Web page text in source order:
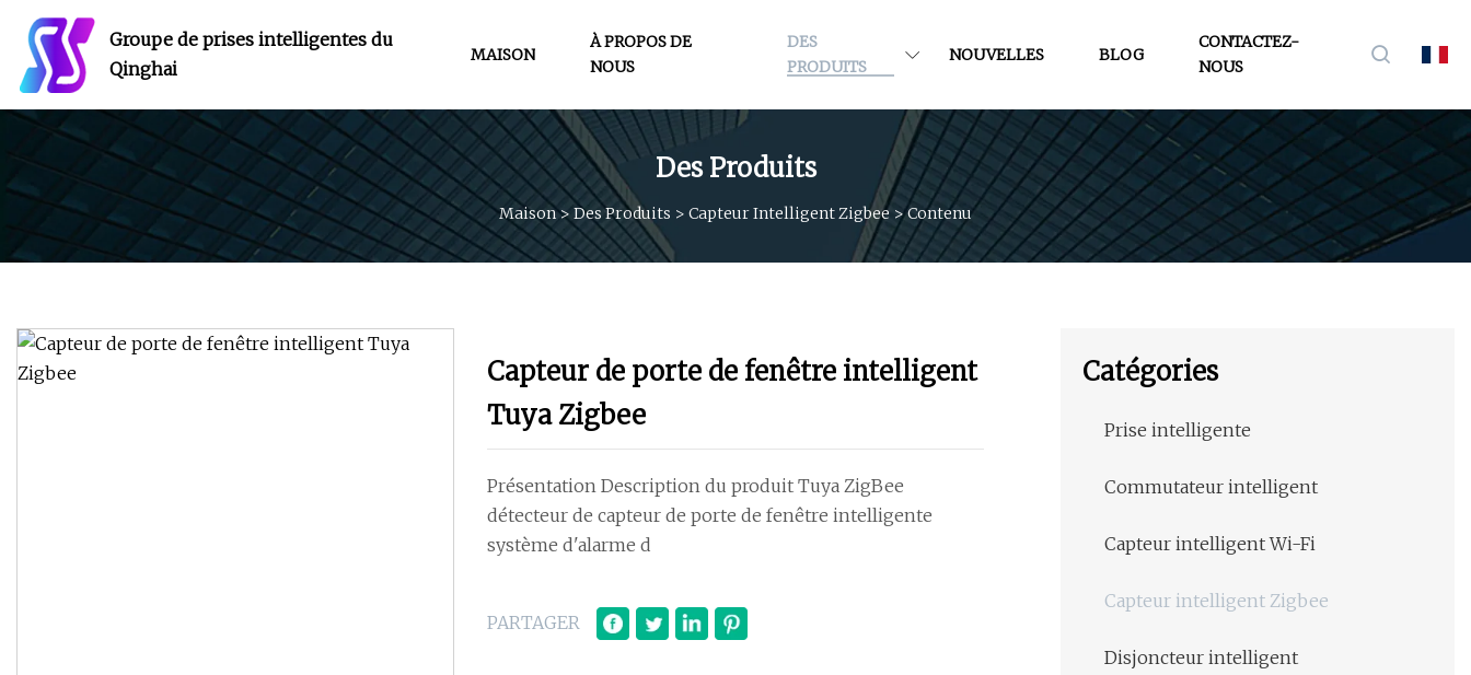
Groupe de prises intelligentes du
Qinghai
MAISON
À PROPOS DE
NOUS
DES
PRODUITS
NOUVELLES BLOG
CONTACTEZ-
NOUS
Des Produits
Maison> Des Produits > Capteur Intelligent Zigbee >Contenu
Capteur de porte de fenêtre intelligent
Tuya Zigbee
Présentation Description du produit Tuya ZigBee
détecteur de capteur de porte de fenêtre intelligente
système d'alarme d
PARTAGER
Catégories
Prise intelligente
Commutateur intelligent
Capteur intelligent Wi-Fi
Capteur intelligent Zigbee
Disjoncteur intelligent